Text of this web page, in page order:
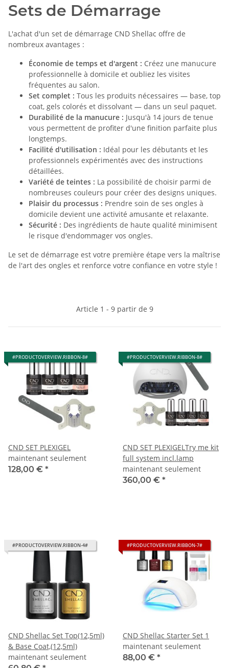
Sets de Démarrage
L'achat d'un set de démarrage CND Shellac offre de
nombreux avantages :
Économie de temps et d'argent : Créez une manucure
professionnelle à domicile et oubliez les visites
fréquentes au salon.
Set complet : Tous les produits nécessaires — base, top
coat, gels colorés et dissolvant — dans un seul paquet.
Durabilité de la manucure : Jusqu'à 14 jours de tenue
vous permettent de profiter d'une finition parfaite plus
longtemps.
Facilité d'utilisation : Idéal pour les débutants et les
professionnels expérimentés avec des instructions
détaillées.
Variété de teintes : La possibilité de choisir parmi de
nombreuses couleurs pour créer des designs uniques.
Plaisir du processus : Prendre soin de ses ongles à
domicile devient une activité amusante et relaxante.
Sécurité : Des ingrédients de haute qualité minimisent
le risque d'endommager vos ongles.
Le set de démarrage est votre première étape vers la maîtrise
de l'art des ongles et renforce votre confiance en votre style !
Article 1 - 9 partir de 9
#PRODUCTOVERVIEW.RIBBON-8#
CND SET PLEXIGEL
maintenant seulement
128,00 € *
#PRODUCTOVERVIEW.RIBBON-8#
CND SET PLEXIGELTry me kit
full system incl.lamp
maintenant seulement
360,00 € *
#PRODUCTOVERVIEW.RIBBON-4#
CND Shellac Set Top(12,5ml)
& Base Coat,(12,5ml)
maintenant seulement
#PRODUCTOVERVIEW.RIBBON-7#
CND Shellac Starter Set 1
maintenant seulement
88,00 € *